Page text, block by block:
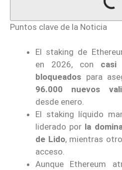
Puntos clave de la Noticia
El staking de
en 2026, con casi
bloqueados para
96.000 nuevos
desde enero.
El staking líquido
liderado por la
de Lido, mientras
acceso.
Aunque Ethereum